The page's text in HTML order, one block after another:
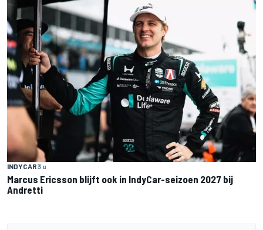
INDYCAR3 u
Marcus Ericsson blijft ook in IndyCar-seizoen 2027 bij
Andretti